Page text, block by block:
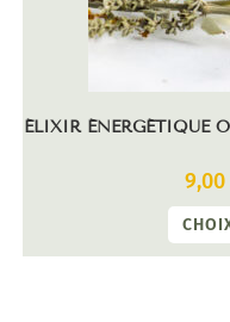
ÉLIXIR ÉNERGÉTIQUE
9,00